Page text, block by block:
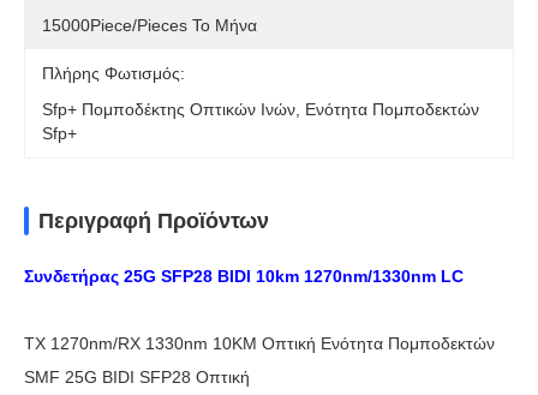
15000Piece/Pieces Το Μήνα
Πλήρης Φωτισμός:
Sfp+ Πομποδέκτης Οπτικών Ινών, Ενότητα Πομποδεκτών
Sfp+
Περιγραφή Προϊόντων
Συνδετήρας 25G SFP28 BIDI 10km 1270nm/1330nm LC
TX 1270nm/RX 1330nm 10KM Οπτική Ενότητα Πομποδεκτών
SMF 25G BIDI SFP28 Οπτική